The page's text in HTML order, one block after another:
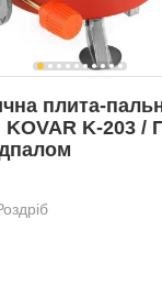
плита-
K-203 /